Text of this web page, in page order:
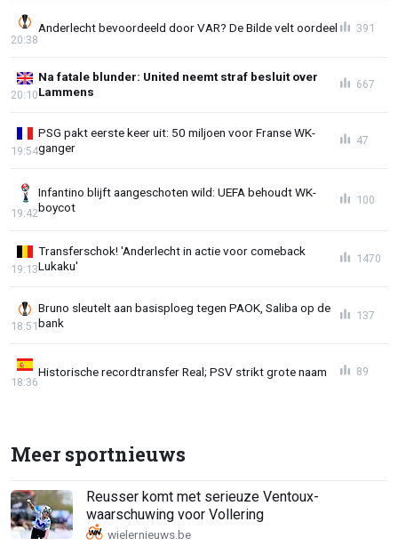
Anderlecht bevoordeeld door VAR? De Bilde velt oordeel
20:38
391
Na fatale blunder: United neemt straf besluit over
Lammens
20:10
667
PSG pakt eerste keer uit: 50 miljoen voor Franse WK-
ganger
19:54
47
Infantino blijft aangeschoten wild: UEFA behoudt WK-
boycot
19:42
100
Transferschok! 'Anderlecht in actie voor comeback
Lukaku'
19:13
1470
Bruno sleutelt aan basisploeg tegen PAOK, Saliba op de
bank
18:51
137
Historische recordtransfer Real; PSV strikt grote naam
18:36
89
Meer sportnieuws
Reusser komt met serieuze Ventoux-
waarschuwing voor Vollering